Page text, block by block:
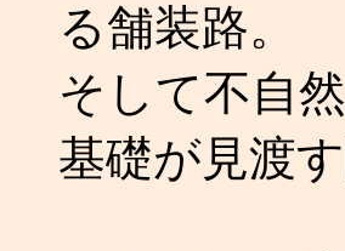
る舗装路。
そして不自
基礎が見渡